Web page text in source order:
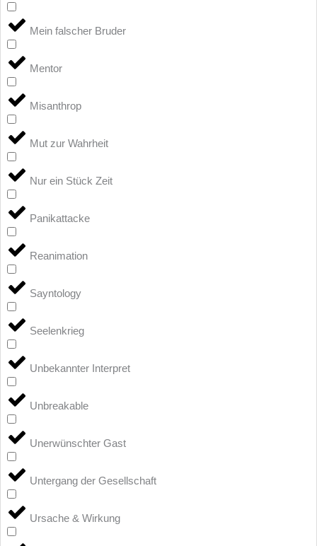
Mein falscher Bruder
Mentor
Misanthrop
Mut zur Wahrheit
Nur ein Stück Zeit
Panikattacke
Reanimation
Sayntology
Seelenkrieg
Unbekannter Interpret
Unbreakable
Unerwünschter Gast
Untergang der Gesellschaft
Ursache & Wirkung